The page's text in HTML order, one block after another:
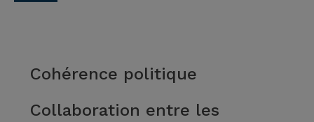
Cohérence politique
Collaboration entre les